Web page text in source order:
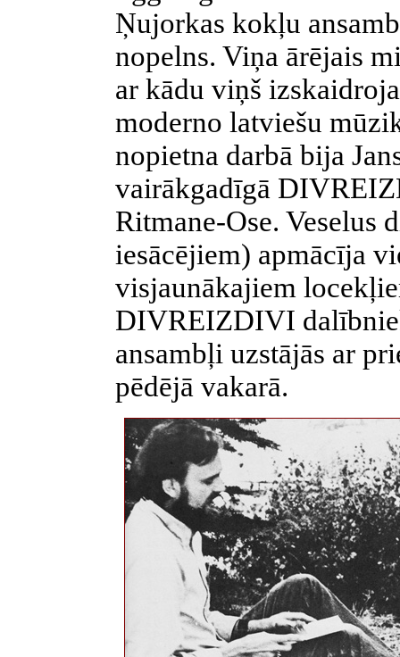
Ņujorkas kokļu
nopelns. Viņa ārējais
ar kādu viņš
moderno latviešu
nopietna darbā bija
vairākgadīgā
Ritmane-Ose. Veselus
iesācējiem) apmācīja
visjaunākajiem
DIVREIZDIVI
ansambļi uzstājās ar
pēdējā vakarā.